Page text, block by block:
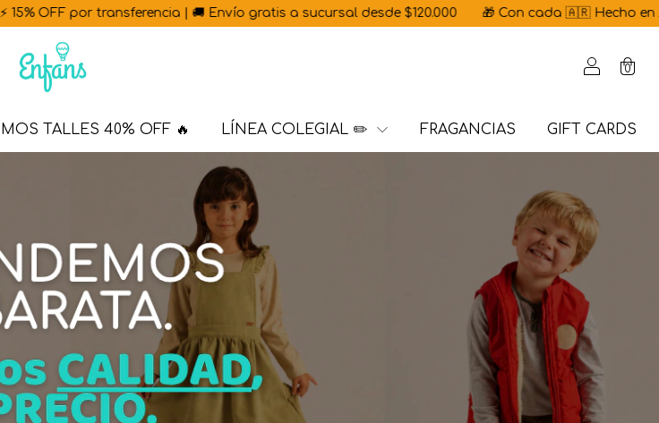
transferencia | 🚚 Envío gratis a sucursal desde $120.000 🎁 Con cada 🇦🇷 Hecho en Argentina |
0
TALLES 40% OFF 🔥 LÍNEA COLEGIAL ✏️ FRAGANCIAS GIFT CARDS